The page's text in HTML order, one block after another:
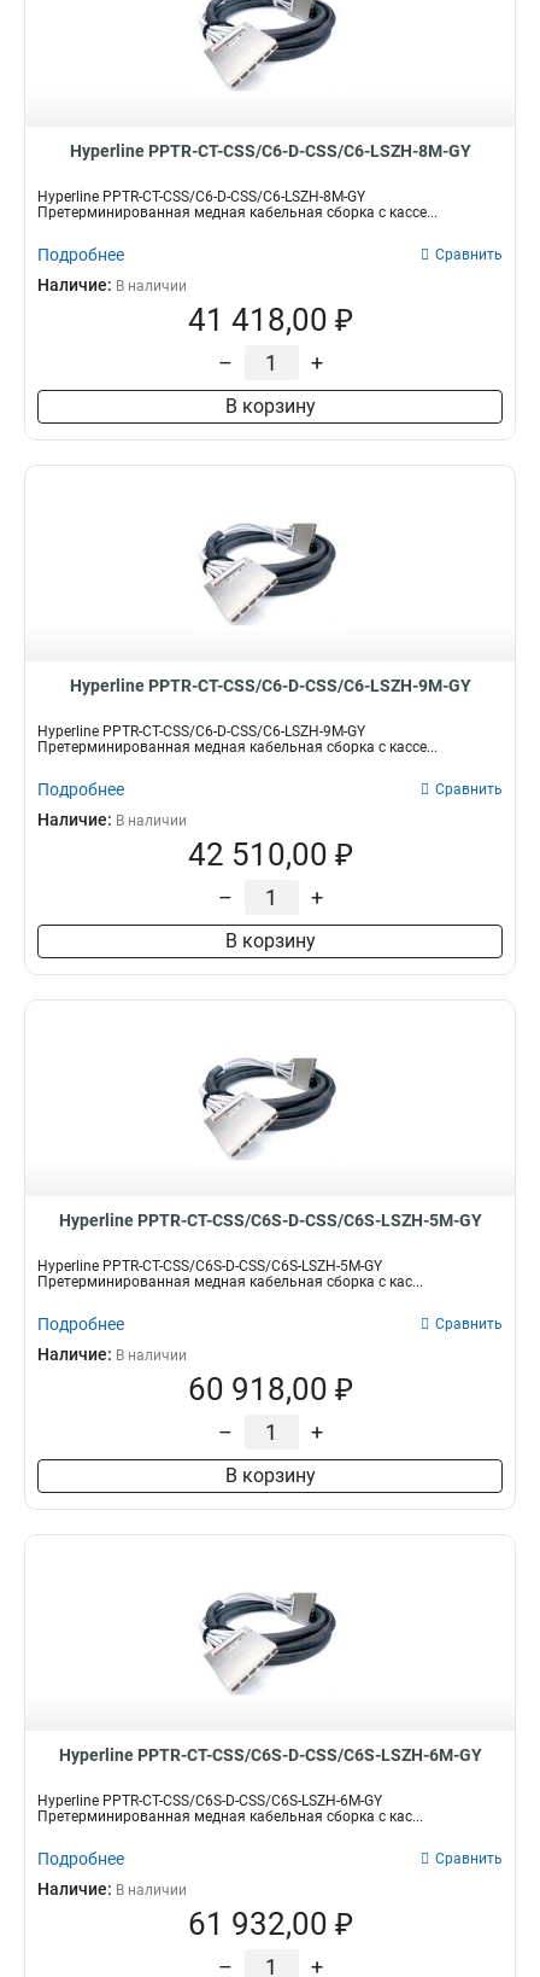
Hyperline PPTR-CT-CSS/C6-D-CSS/C6-LSZH-8M-GY
Hyperline PPTR-CT-CSS/C6-D-CSS/C6-LSZH-8M-GY
Претерминированная медная кабельная сборка с кассе...
Подробнее Сравнить
Наличие: В наличии
41 418,00 ₽
– +
В корзину
Hyperline PPTR-CT-CSS/C6-D-CSS/C6-LSZH-9M-GY
Hyperline PPTR-CT-CSS/C6-D-CSS/C6-LSZH-9M-GY
Претерминированная медная кабельная сборка с кассе...
Подробнее Сравнить
Наличие: В наличии
42 510,00 ₽
– +
В корзину
Hyperline PPTR-CT-CSS/C6S-D-CSS/C6S-LSZH-5M-GY
Hyperline PPTR-CT-CSS/C6S-D-CSS/C6S-LSZH-5M-GY
Претерминированная медная кабельная сборка с кас...
Подробнее Сравнить
Наличие: В наличии
60 918,00 ₽
– +
В корзину
Hyperline PPTR-CT-CSS/C6S-D-CSS/C6S-LSZH-6M-GY
Hyperline PPTR-CT-CSS/C6S-D-CSS/C6S-LSZH-6M-GY
Претерминированная медная кабельная сборка с кас...
Подробнее Сравнить
Наличие: В наличии
61 932,00 ₽
– +